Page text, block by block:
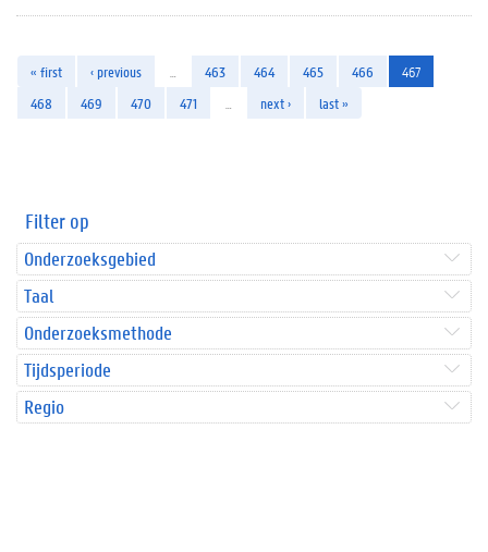
« first ‹ previous 463 464 465 466
467
468
469 470 471 next › last »
Filter op
Onderzoeksgebied
Taal
Onderzoeksmethode
Tijdsperiode
Regio